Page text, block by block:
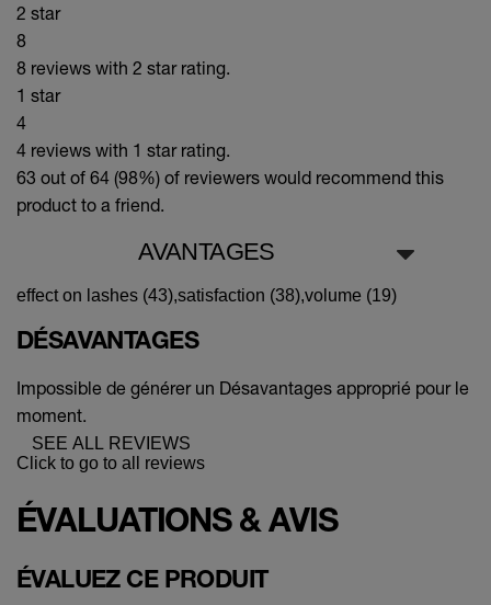
2 star
8
8 reviews with 2 star rating.
1 star
4
4 reviews with 1 star rating.
63 out of 64 (98%) of reviewers would recommend this
product to a friend.
AVANTAGES
effect on lashes (43),satisfaction (38),volume (19)
DÉSAVANTAGES
Impossible de générer un Désavantages approprié pour le
moment.
SEE ALL REVIEWS
Click to go to all reviews
ÉVALUATIONS & AVIS
ÉVALUEZ CE PRODUIT